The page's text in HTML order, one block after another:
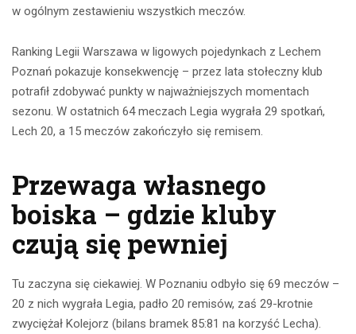
w ogólnym zestawieniu wszystkich meczów.
Ranking Legii Warszawa w ligowych pojedynkach z Lechem
Poznań pokazuje konsekwencję – przez lata stołeczny klub
potrafił zdobywać punkty w najważniejszych momentach
sezonu. W ostatnich 64 meczach Legia wygrała 29 spotkań,
Lech 20, a 15 meczów zakończyło się remisem.
Przewaga własnego
boiska – gdzie kluby
czują się pewniej
Tu zaczyna się ciekawiej. W Poznaniu odbyło się 69 meczów –
20 z nich wygrała Legia, padło 20 remisów, zaś 29-krotnie
zwyciężał Kolejorz (bilans bramek 85:81 na korzyść Lecha).